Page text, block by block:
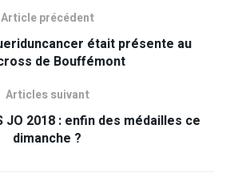
Article précédent
était présente au
de Bouffémont
Articles suivant
JO 2018 : enfin des médailles ce
dimanche ?